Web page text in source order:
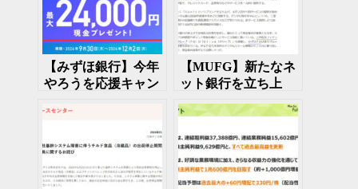
【みずほ銀行】今年
やろうを応援キャン
ペーン 口座開設で最
大24,000円プレゼン
【MUFG】新たなネ
ット銀行を立ち上
げ 統合アプリの提
供も